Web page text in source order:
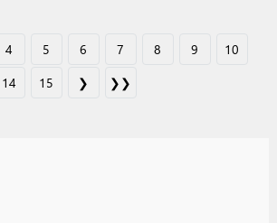
4 5 6 7 8 9
10
14 15 ❯ ❯❯